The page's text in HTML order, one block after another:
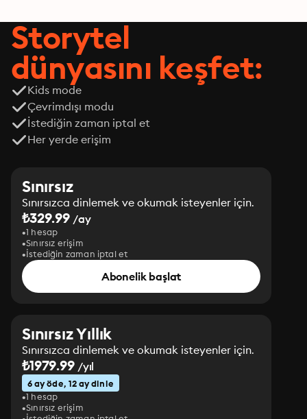
Storytel
dünyasını keşfet:
Kids mode
Çevrimdışı modu
İstediğin zaman iptal et
Her yerde erişim
Sınırsız
Sınırsızca dinlemek ve okumak isteyenler için.
₺329.99 /ay
1 hesap
Sınırsız erişim
İstediğin zaman iptal et
Abonelik başlat
Sınırsız Yıllık
Sınırsızca dinlemek ve okumak isteyenler için.
₺1979.99/yıl
6 ay öde, 12 ay dinle
1 hesap
Sınırsız erişim